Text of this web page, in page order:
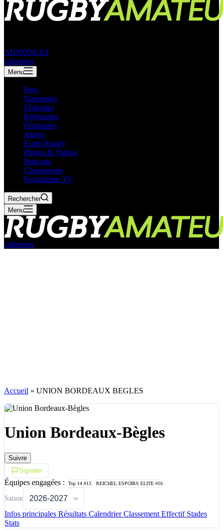
ANNONCES
s'abonner
Menu
Pros
Nationales
Fédérales
Régionales
Féminines
Jeunes
Esprit Rugby
Photos & Vidéos
Podcasts
Classements
Programme TV
Rechercher
Menu
s'abonner
Accueil » UNION BORDEAUX BEGLES
Union Bordeaux-Bègles
Suivre
Signaler
Équipes engagées : Top 14 #13 REICHEL ESPOIRS ELITE #16
Saison
Infos principales Résultats CalendrierClassement Effectif Stades
Stats